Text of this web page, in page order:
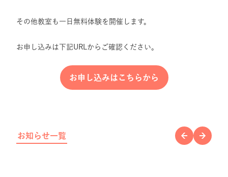
その他教室も一日無料体験を開催します。
お申し込みは下記URLからご確認ください。
お申し込みはこちらから
お知らせ一覧